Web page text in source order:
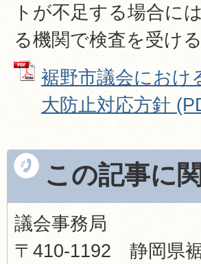
トが不足する場合に
る機関で検査を受ける
裾野市議会におけ
大防止対応方針
この記事に
議会事務局
〒410-1192 静岡県